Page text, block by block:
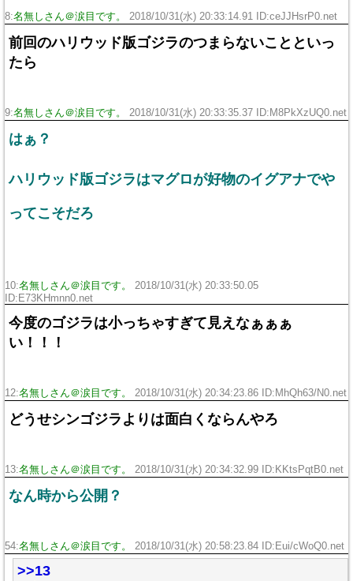
8:名無しさん＠涙目です。 2018/10/31(水) 20:33:14.91 ID:ceJJHsrP0.net
前回のハリウッド版ゴジラのつまらないことといっ
たら
9:名無しさん＠涙目です。 2018/10/31(水) 20:33:35.37 ID:M8PkXzUQ0.net
はぁ？
ハリウッド版ゴジラはマグロが好物のイグアナでや
ってこそだろ
10:名無しさん＠涙目です。
2018/10/31(水) 20:33:50.05
ID:E73KHmnn0.net
今度のゴジラは小っちゃすぎて見えなぁぁぁ
い！！！
12:名無しさん＠涙目です。 2018/10/31(水) 20:34:23.86 ID:MhQh63/N0.net
どうせシンゴジラよりは面白くならんやろ
13:名無しさん＠涙目です。 2018/10/31(水) 20:34:32.99 ID:KKtsPqtB0.net
なん時から公開？
54:名無しさん＠涙目です。 2018/10/31(水) 20:58:23.84 ID:Eui/cWoQ0.net
>>13